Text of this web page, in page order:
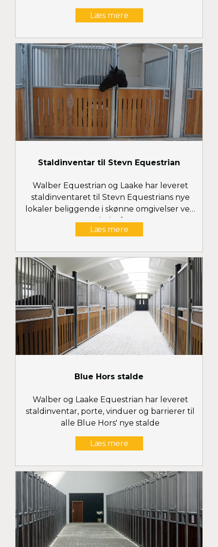
Læs mere
Staldinventar til Stevn Equestrian
Walber Equestrian og Laake har leveret
staldinventaret til Stevn Equestrians nye
lokaler beliggende i skønne omgivelser ved
Ebeltoft.
Læs mere
Blue Hors stalde
Walber og Laake Equestrian har leveret
staldinventar, porte, vinduer og barrierer til
alle Blue Hors' nye stalde
Læs mere